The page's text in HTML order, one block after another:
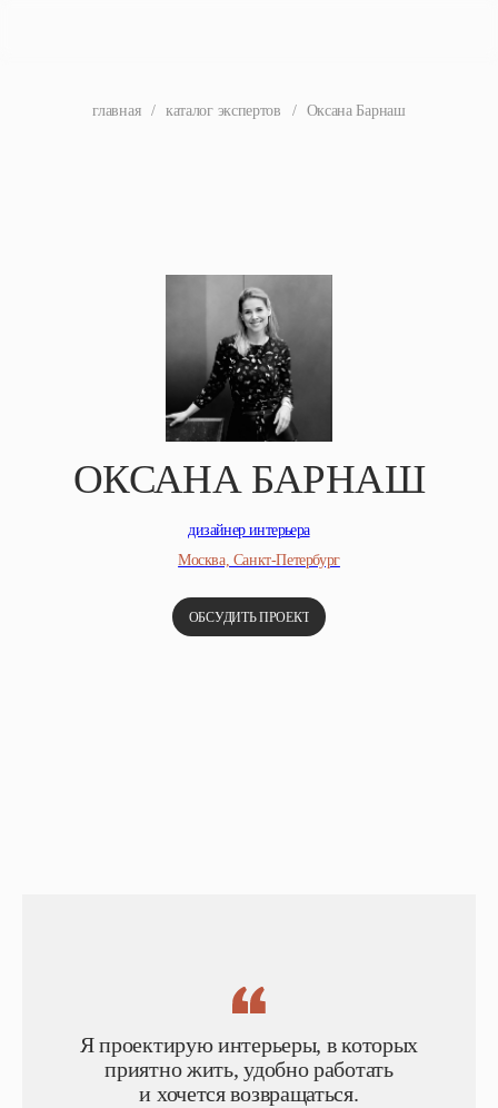
главная / каталог экспертов / Оксана Барнаш
ОКСАНА БАРНАШ
дизайнер интерьера
Москва, Санкт-Петербург
ОБСУДИТЬ ПРОЕКТ
Я проектирую интерьеры, в которых
приятно жить, удобно работать
и хочется возвращаться.